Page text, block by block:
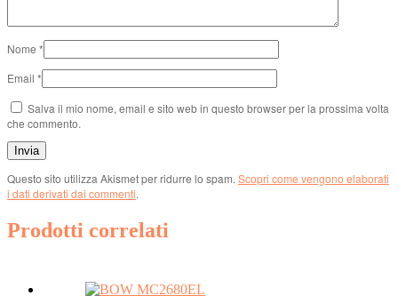
Nome *
Email *
Salva il mio nome, email e sito web in questo browser per la prossima volta
che commento.
Questo sito utilizza Akismet per ridurre lo spam. Scopri come vengono elaborati
i dati derivati dai commenti.
Prodotti correlati